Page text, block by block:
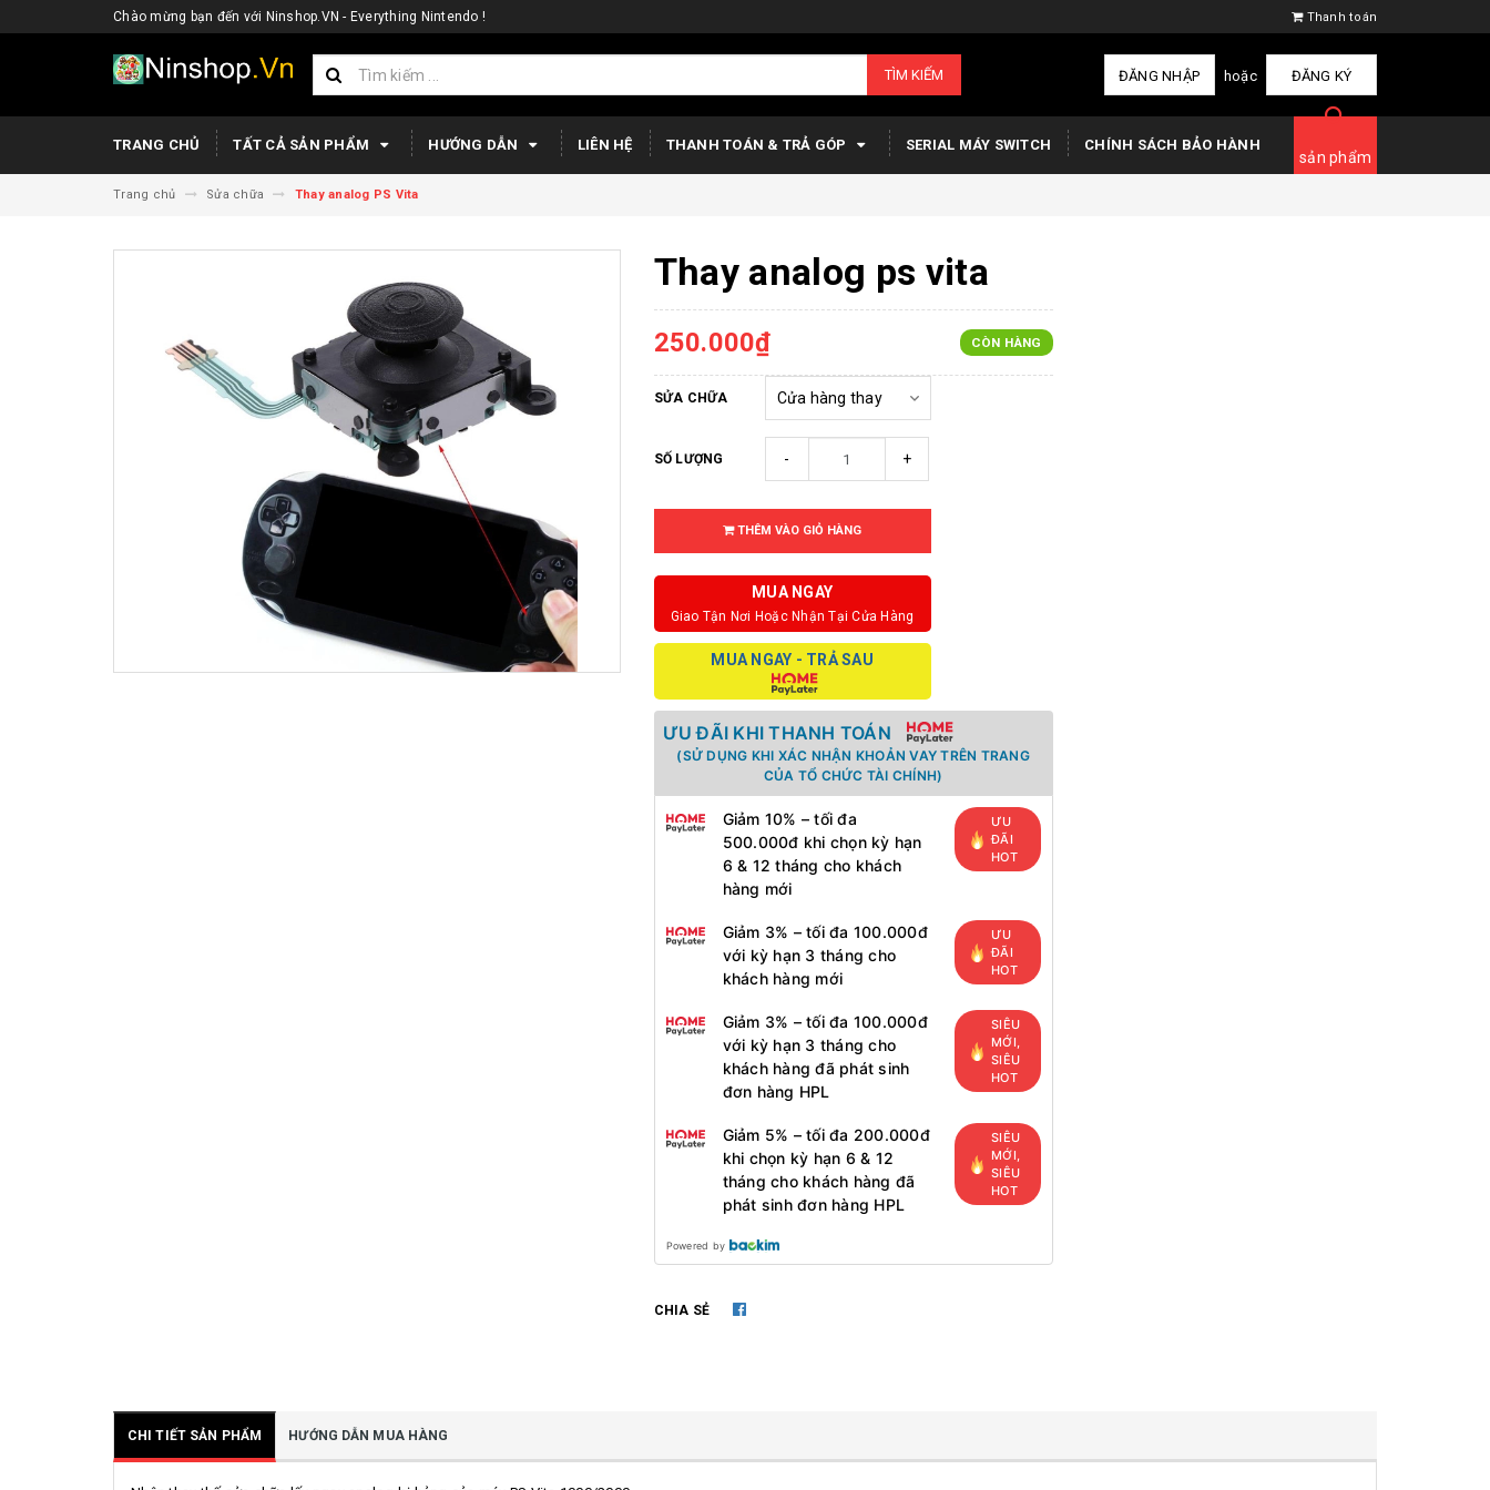
Chào mừng bạn đến với Ninshop.VN - Everything Nintendo ! Thanh toán
TÌM KIẾM ĐĂNG NHẬP hoặc ĐĂNG KÝ
TRANG CHỦ TẤT CẢ SẢN PHẨM HƯỚNG DẪN LIÊN HỆ THANH TOÁN & TRẢ GÓP SERIAL MÁY SWITCH CHÍNH SÁCH BẢO HÀNH
sản phẩm
Trang chủ Sửa chữa Thay analog PS Vita
Thay analog ps vita
250.000₫ CÒN HÀNG
SỬA CHỮA
SỐ LƯỢNG - +
THÊM VÀO GIỎ HÀNG
MUA NGAY
Giao Tận Nơi Hoặc Nhận Tại Cửa Hàng
MUA NGAY - TRẢ SAU
ƯU ĐÃI KHI THANH TOÁN
(SỬ DỤNG KHI XÁC NHẬN KHOẢN VAY TRÊN TRANG
CỦA TỔ CHỨC TÀI CHÍNH)
Giảm 10% – tối đa
500.000đ khi chọn kỳ hạn
6 & 12 tháng cho khách
hàng mới
ƯU
ĐÃI
HOT
Giảm 3% – tối đa 100.000đ
với kỳ hạn 3 tháng cho
khách hàng mới
ƯU
ĐÃI
HOT
Giảm 3% – tối đa 100.000đ
với kỳ hạn 3 tháng cho
khách hàng đã phát sinh
đơn hàng HPL
SIÊU
MỚI,
SIÊU
HOT
Giảm 5% – tối đa 200.000đ
khi chọn kỳ hạn 6 & 12
tháng cho khách hàng đã
phát sinh đơn hàng HPL
SIÊU
MỚI,
SIÊU
HOT
Powered by
CHIA SẺ
CHI TIẾT SẢN PHẨM HƯỚNG DẪN MUA HÀNG